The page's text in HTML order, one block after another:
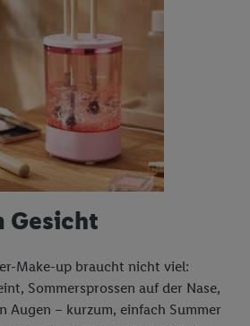
Gesicht
Make-up braucht nicht viel:
Sommersprossen auf der Nase,
Augen – kurzum, einfach Summer